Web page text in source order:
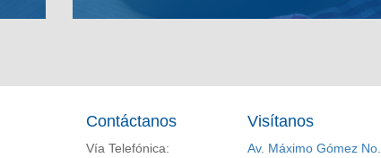
Contáctanos
Vía Telefónica:
Visítanos
Av. Máximo Gómez No.